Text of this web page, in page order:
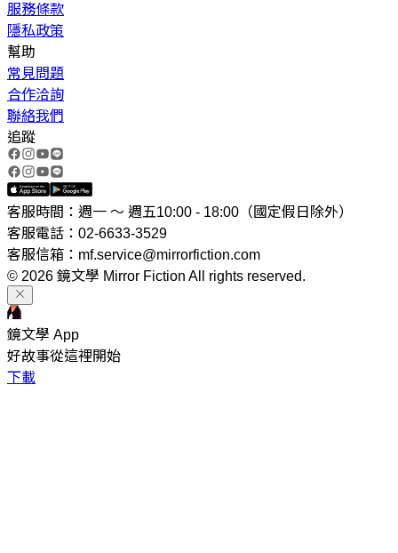
服務條款
隱私政策
幫助
常見問題
合作洽詢
聯絡我們
追蹤
客服時間：週一 ～ 週五10:00 - 18:00（國定假日除外）
客服電話：02-6633-3529
客服信箱：mf.service@mirrorfiction.com
© 2026 鏡文學 Mirror Fiction All rights reserved.
鏡文學 App
好故事從這裡開始
下載